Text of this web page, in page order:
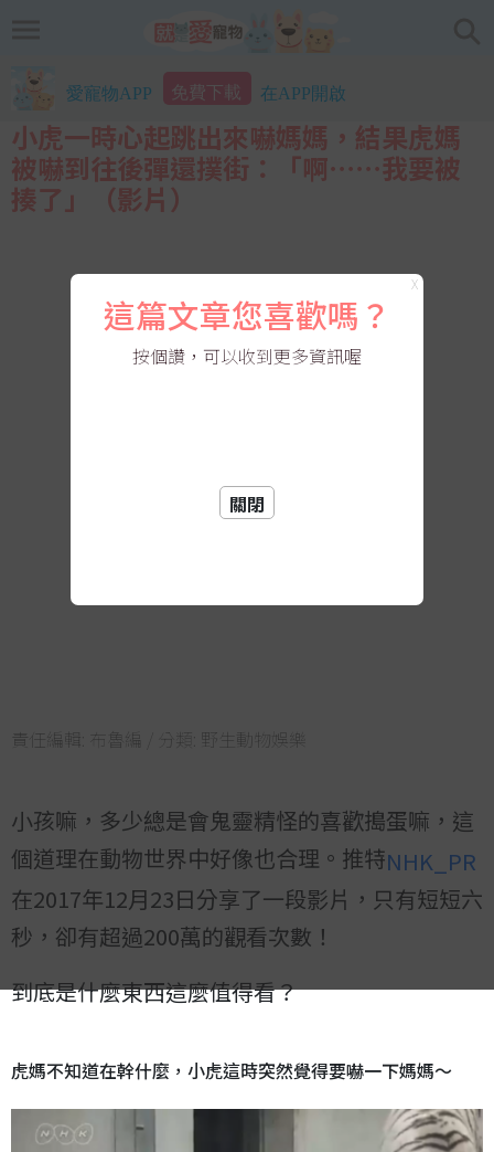
愛寵物APP 免費下載 在APP開啟
小虎一時心起跳出來嚇媽媽，結果虎媽
被嚇到往後彈還撲街：「啊⋯⋯我要被
揍了」（影片）
責任編輯: 布魯編 / 分類: 野生動物娛樂
小孩嘛，多少總是會鬼靈精怪的喜歡搗蛋嘛，這
個道理在動物世界中好像也合理。推特NHK_PR
在2017年12月23日分享了一段影片，只有短短六
秒，卻有超過200萬的觀看次數！
到底是什麼東西這麼值得看？
虎媽不知道在幹什麼，小虎這時突然覺得要嚇一下媽媽～
X
這篇文章您喜歡嗎？
按個讚，可以收到更多資訊喔
關閉